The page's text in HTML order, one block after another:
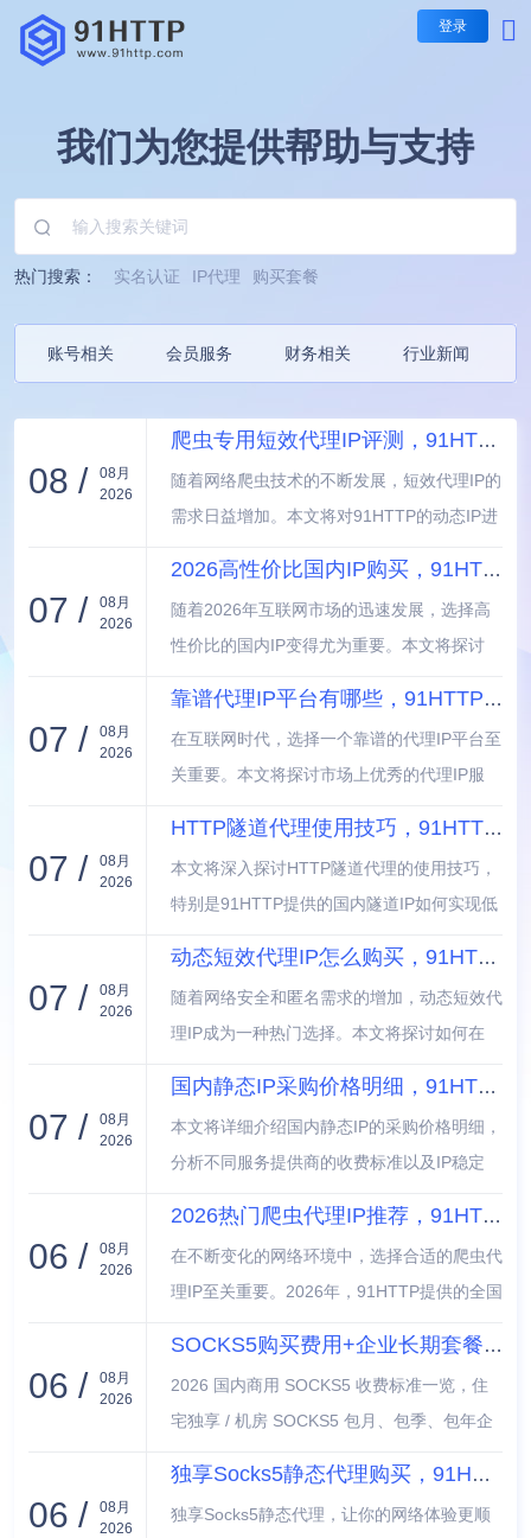
登录
短效代理
长效代理
隧道代理
按时间计费，支持指定地
按IP计费，业务长期有效
我们为您提供帮助与支持
热门搜索： 实名认证 IP代理 购买套餐
账号相关 会员服务 财务相关 行业新闻
08 /
08月
2026
爬虫专用短效代理IP评测，91HTTP秒切动态IP不限流
随着网络爬虫技术的不断发展，短效代理IP的
需求日益增加。本文将对91HTTP的动态IP进
实际使用案例，分析该代理在爬取速度、稳定
性和安全性等方面的表现，为用户选择合适的
爬虫工具提供参考。
07 /
08月
2026
2026高性价比国内IP购买，91HTTP住宅动态IP合规可用
随着2026年互联网市场的迅速发展，选择高
性价比的国内IP变得尤为重要。本文将探讨
助用户了解如何在保障安全和稳定性的前提
下，实现更高效的网络访问。让我们一起揭开
高性价比IP的秘密，提升业务运营的效率。
07 /
08月
2026
靠谱代理IP平台有哪些，91HTTP国内HTTP代理全覆盖
在互联网时代，选择一个靠谱的代理IP平台至
关重要。本文将探讨市场上优秀的代理IP服
实现了全面覆盖，满足用户对网络访问安全和
隐私保护的需求。通过对比不同平台的特点，
帮助用户做出明智选择。
07 /
08月
2026
HTTP隧道代理使用技巧，91HTTP国内隧道IP低延迟
本文将深入探讨HTTP隧道代理的使用技巧，
特别是91HTTP提供的国内隧道IP如何实现低
常见问题解决方案，帮助用户有效提升网络访
问速度和稳定性，使您的在线体验更加流畅。
07 /
08月
2026
动态短效代理IP怎么购买，91HTTP高性价比代理平台
随着网络安全和匿名需求的增加，动态短效代
理IP成为一种热门选择。本文将探讨如何在
效代理IP，帮助用户掌握选择与购买技巧，确
保在浏览时既安全又高效。保持网络隐私，从
选对代理开始。
07 /
08月
2026
国内静态IP采购价格明细，91HTTP长效IP池稳定复用
本文将详细介绍国内静态IP的采购价格明细，
分析不同服务提供商的收费标准以及IP稳定
的优势和复用稳定性，帮助用户选择合适的IP
资源，实现高效应用。通过数据对比和案例分
析，提供实用建议。
06 /
08月
2026
2026热门爬虫代理IP推荐，91HTTP全国动态短效IP
在不断变化的网络环境中，选择合适的爬虫代
理IP至关重要。2026年，91HTTP提供的全国
性和高速连接，支持大规模数据抓取和分析。
本文将深入探讨91HTTP的优势，并推荐适合
不同需求的爬虫代理IP，帮助用户在数据获取
上实现最佳效果。
06 /
08月
2026
SOCKS5购买费用+企业长期套餐报价明细
2026 国内商用 SOCKS5 收费标准一览，住
宅独享 / 机房 SOCKS5 包月、包季、包年企
IP 官方真实价目更新报价，包含阶梯折扣、
附加服务费、隐性成本拆解，适配账号矩阵、
06 /
08月
2026
独享Socks5静态代理购买，91HTTP国内专属IP防封禁
独享Socks5静态代理，让你的网络体验更顺